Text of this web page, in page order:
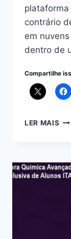
contrário
em
dentro de
Compartilhe
LER MAIS
+